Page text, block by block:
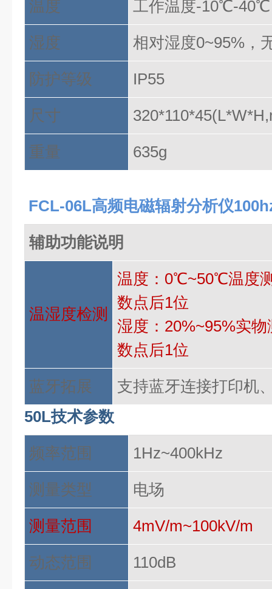
温度 工作温度-10℃-40℃
湿度
相对湿度0~95%，
防护等级
IP55
尺寸
重量
635g
FCL-06L高频电磁辐射分析仪
辅助功能说明
温湿度检测
温度： 0℃~50℃温度
数点后1位
湿度： 20%~95%实
数点后1位
蓝牙拓展
支持蓝牙连接打印机
50L技术参数
频率范围
1Hz~400kHz
测量类型
电场
测量范围
4mV/m~100kV/m
动态范围
110dB